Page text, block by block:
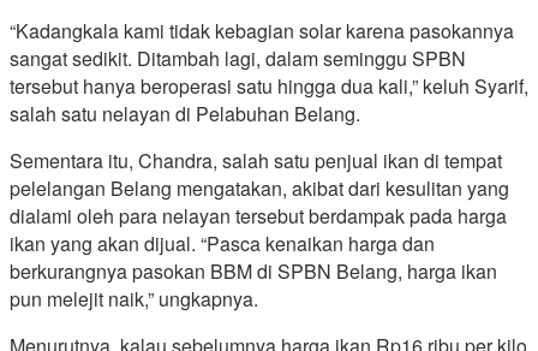
“Kadangkala kami tidak kebagian solar karena pasokannya
sangat sedikit. Ditambah lagi, dalam seminggu SPBN
tersebut hanya beroperasi satu hingga dua kali,” keluh Syarif,
salah satu nelayan di Pelabuhan Belang.
Sementara itu, Chandra, salah satu penjual ikan di tempat
pelelangan Belang mengatakan, akibat dari kesulitan yang
dialami oleh para nelayan tersebut berdampak pada harga
ikan yang akan dijual. “Pasca kenaikan harga dan
berkurangnya pasokan BBM di SPBN Belang, harga ikan
pun melejit naik,” ungkapnya.